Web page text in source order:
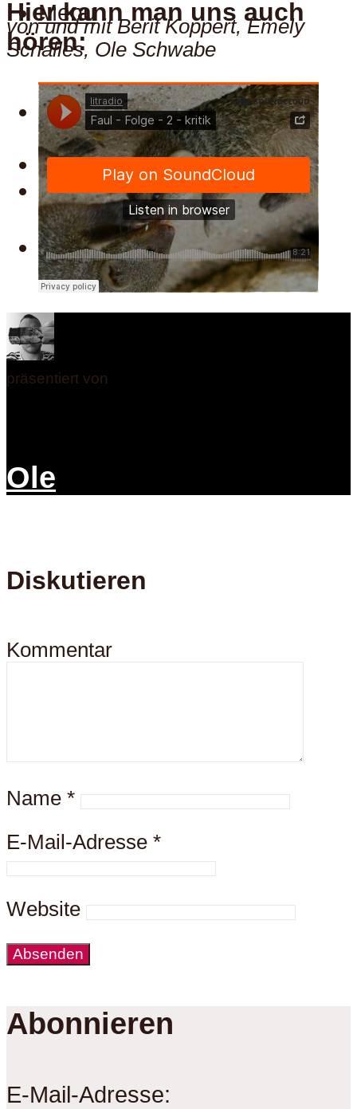
Menu
Hier kann man uns auch
hören:
Hier kann man uns auch
hören:
Spotify
Apple
Menu
von und mit Berit Koppert, Emely
Schalles, Ole Schwabe
präsentiert von
Ole
Diskutieren
Kommentar
Name *
E-Mail-Adresse *
Website
Abonnieren
E-Mail-Adresse: